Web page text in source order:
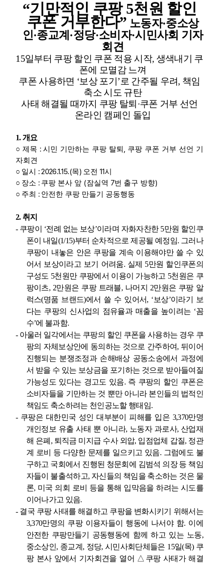
“기만적인 쿠팡 5천원 할인
쿠폰 거부한다” 노동자·중소상
인·종교계 ·정당·소비자·시민사회 기자
회견
15일부터 쿠팡 할인 쿠폰 적용 시작, 생색내기 쿠
폰에 모멸감 느껴
쿠폰 사용하면 ‘보상 포기 ’로 간주될 우려, 책임
축소 시도 규탄
사태 해결될 때까지 쿠팡 탈퇴 ·쿠폰 거부 선언
온라인 캠페인 돌입
1.개요
○ 제목 :시민 기만하는 쿠팡 탈퇴 , 쿠팡 쿠폰 거부 선언 기
자회견
○ 일시 : 2026.1.15.(목) 오전 11시
○ 장소 : 쿠팡 본사 앞 (잠실역 7번 출구 방향)
○ 주최 : 안전한 쿠팡 만들기 공동행동
2. 취지
- 쿠팡이 ‘전례 없는 보상’이라며 자화자찬한 5만원 할인쿠
폰이 내일(1/15)부터 순차적으로 제공될 예정임. 그러나
쿠팡이 내놓은 안은 쿠팡을 계속 이용해야만 쓸 수 있
어서 보상이라고 보기 어려움. 실제 5만원 할인쿠폰의
구성도 5천원만 쿠팡에서 이용이 가능하고 5천원은 쿠
팡이츠, 2만원은 쿠팡 트래블, 나머지 2만원은 쿠팡 알
럭스(명품 브랜드)에서 쓸 수 있어서, ‘ 보상’이라기 보
다는 쿠팡의 신사업의 점유율과 매출을 높이려는 ‘꼼
수’에 불과함.
- 아울러 일각에서는 쿠팡의 할인 쿠폰을 사용하는 경우 쿠
팡의 자체보상안에 동의하는 것으로 간주하여, 뒤이어
진행되는 분쟁조정과 손해배상 공동소송에서 과정에
서 받을 수 있는 보상금을 포기하는 것으로 받아들여질
가능성도 있다는 경고도 있음. 즉 쿠팡의 할인 쿠폰은
소비자들을 기만하는 것 뿐만 아니라 본인들의 법적인
책임도 축소하려는 천인공노할 행태임.
- 쿠팡은 대한민국 성인 대부분이 피해를 입은 3,370만명
개인정보 유출 사태 뿐 아니라, 노동자 과로사,산업재
해 은폐 , 퇴직금 미지급 수사 외압, 입점업체 갑질, 정관
계 로비 등 다양한 문제를 일으키고 있음. 그럼에도 불
구하고 국회에서 진행된 청문회에 김범석 의장 등 책임
자들이 불출석하고, 자신들의 책임을 축소하는 것은 물
론, 미국 의회 로비 등을 통해 입막음을 하려는 시도를
이어나가고 있음.
- 결국 쿠팡 사태를 해결하고 쿠팡을 변화시키기 위해서는
3,370만명의 쿠팡 이용자들이 행동에 나서야 함. 이에
안전한 쿠팡만들기 공동행동에 함께 하고 있는 노동,
중소상인, 종교계 , 정당,시민사회단체들은 15일(목) 쿠
팡 본사 앞에서 기자회견을 열어 △ 쿠팡 사태가 해결